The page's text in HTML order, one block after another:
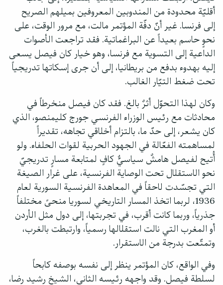
أقليّة محدودة من المندوبين المعروفين بميلهم الصريح
إلى فرنسا. غير أنّ دفّة المؤتمر مالت، مع مرور الوقت، على
نحوٍ حاسم بعيداً عن البراغماتية. فقد تراجعت الأصوات
الداعية إلى التسوية مع فرنسا، وهو خيار كان فيصل يسعى
إليه بهدوء بدفع من بريطانيا، إلى أن جرى إسكاتها تدريجياً
تحت ضغط التيّار الغالب.
وكان لهذا التحوّل أثرٌ بالغ. فقد كان فيصل منخرطاً في
محادثات مع رئيس الوزراء الفرنسي جورج كليمنصو، الذي
كان يشعر، إلى حدّ ما، بالتزام أخلاقي تجاهه، تقديراً
لمساهمته الفعّالة في الجهود الحربية لقوات الحلفاء. ولو
أُتيح لفيصل هامشٌ سياسيٌّ كافٍ لمتابعة مسارٍ تدريجيّ
نحو الاستقلال تحت الوصاية الفرنسية، على غرار الصيغة
التي تجسّدت لاحقاً في المعاهدة الفرنسية السورية لعام
1936، لربما اتخذ المسار التاريخي لسوريا منحىً مختلفاً
جذرياً، وربما كانت أقرب، في تجربتها، إلى دول مثل الأردن
أو المغرب التي نالت استقلالها رسمياً، وارتبطت بالغرب،
وتمتّعت بدرجة من الاستقرار.
وفي الواقع، كان المؤتمر ينظر إلى نفسه بوصفه كابحاً
لسلطة فيصل. وقد واجهه رئيسه الثاني، الشيخ رشيد رضا،